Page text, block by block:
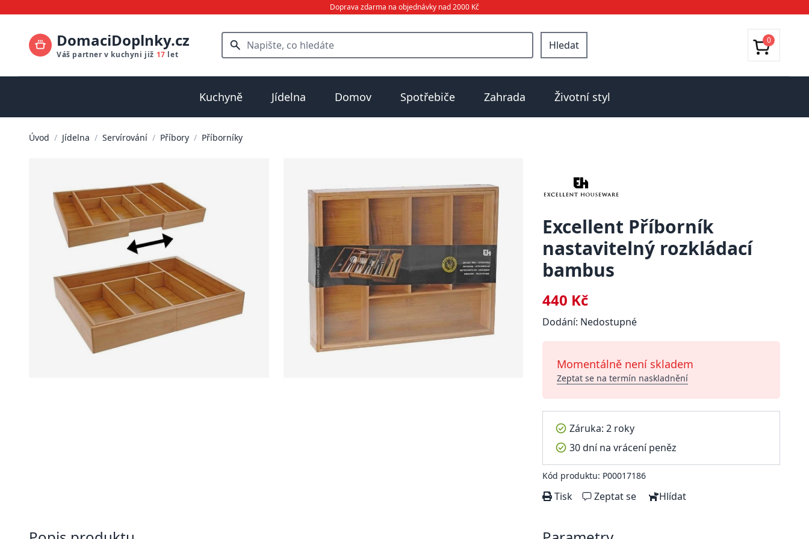
Doprava zdarma na objednávky nad 2000 Kč
DomaciDoplnky.cz
Váš partner v kuchyni již 17 let
Hledat 0
Kuchyně Jídelna Domov Spotřebiče Zahrada Životní styl
Úvod / Jídelna / Servírování / Příbory / Příborníky
Excellent Příborník
nastavitelný rozkládací
bambus
440 Kč
Dodání: Nedostupné
Momentálně není skladem
Zeptat se na termín naskladnění
Záruka: 2 roky
30 dní na vrácení peněz
Kód produktu: P00017186
Tisk Zeptat se Hlídat